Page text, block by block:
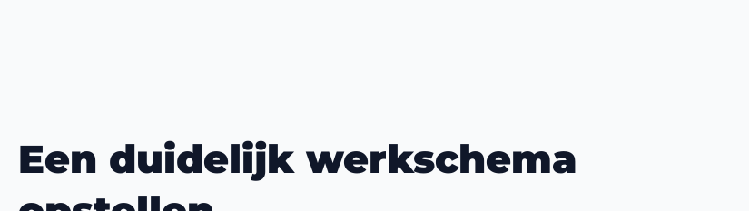
Met een gedetailleerd inwerkschema creëer je de nodige structuur om de eerste dagen
voor een nieuwe medewerker effectief te laten verlopen. Begin met een warm welkom op